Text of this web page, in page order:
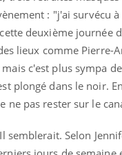
: "j'ai survécu
deuxième journée
lieux comme Pierre-
c'est plus sympa
plongé dans le noir.
ne pas rester sur le
semblerait. Selon